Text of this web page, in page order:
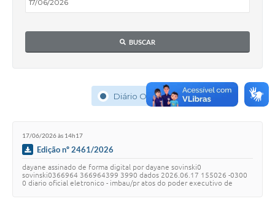
BUSCAR
Diário Oficial (1)
17/06/2026 às 14h17
Edição nº 2461/2026
dayane assinado de forma digital por dayane sovinski0
sovinski0366964 366964399 3990 dados 2026.06.17 155026 -0300
0 diario oficial eletronico - imbau/pr atos do poder executivo de